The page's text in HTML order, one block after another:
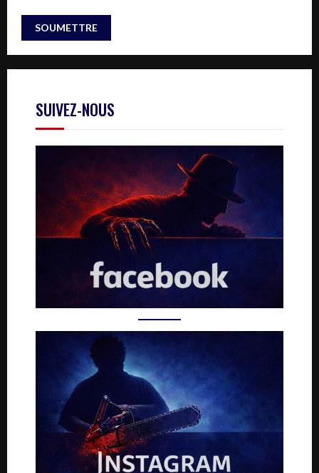
SUIVEZ-NOUS